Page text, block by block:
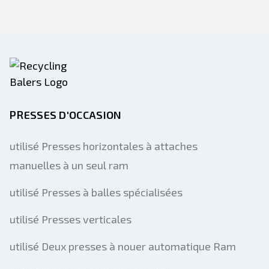
PRESSES D'OCCASION
utilisé Presses horizontales à attaches
manuelles à un seul ram
utilisé Presses à balles spécialisées
utilisé Presses verticales
utilisé Deux presses à nouer automatique Ram